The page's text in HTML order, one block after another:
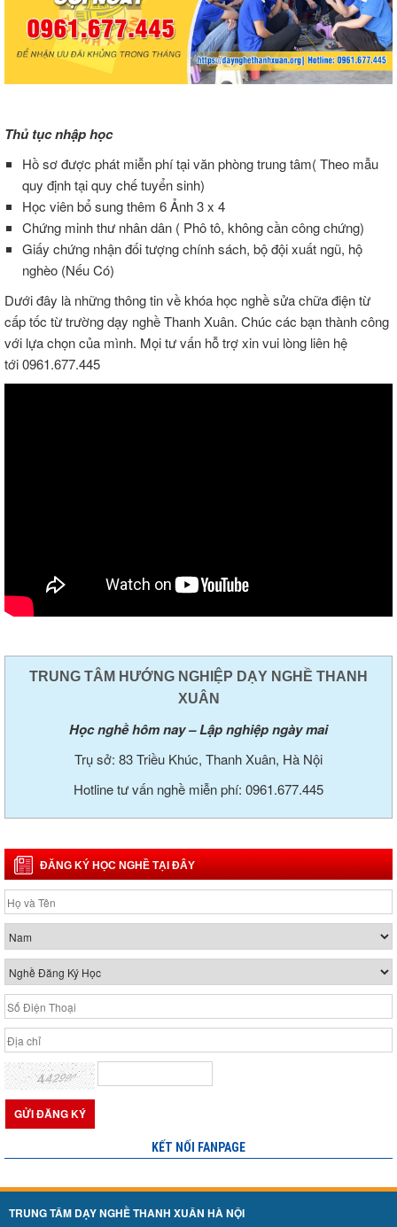
Thủ tục nhập học
Hồ sơ được phát miễn phí tại văn phòng trung tâm( Theo mẫu
quy định tại quy chế tuyển sinh)
Học viên bổ sung thêm 6 Ảnh 3 x 4
Chứng minh thư nhân dân ( Phô tô, không cần công chứng)
Giấy chứng nhận đối tượng chính sách, bộ đội xuất ngũ, hộ
nghèo (Nếu Có)
Dưới đây là những thông tin về khóa học nghề sửa chữa điện từ
cấp tốc từ trường dạy nghề Thanh Xuân. Chúc các bạn thành công
với lựa chọn của mình. Mọi tư vấn hỗ trợ xin vui lòng liên hệ
tới 0961.677.445
TRUNG TÂM HƯỚNG NGHIỆP DẠY NGHỀ THANH
XUÂN
Học nghề hôm nay – Lập nghiệp ngày mai
Trụ sở: 83 Triều Khúc, Thanh Xuân, Hà Nội
Hotline tư vấn nghề miễn phí: 0961.677.445
ĐĂNG KÝ HỌC NGHỀ TẠI ĐÂY
KẾT NỐI FANPAGE
TRUNG TÂM DẠY NGHỀ THANH XUÂN HÀ NỘI